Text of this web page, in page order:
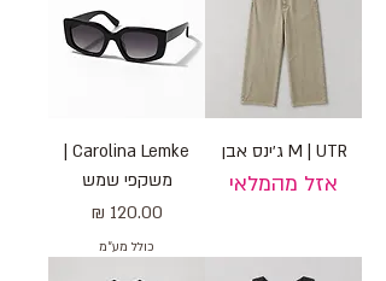
M | UTR ג׳ינס אבן
אזל מהמלאי
Carolina Lemke |
משקפי שמש
מחיר
כולל מע״מ